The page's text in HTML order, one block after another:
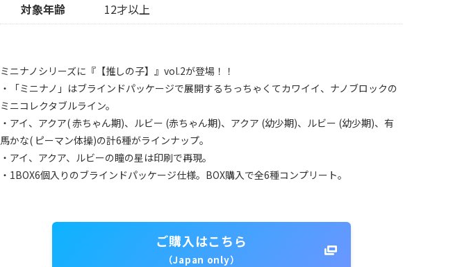
対象年齢
12才以上
ミニナノシリーズに『【推しの子】』vol.2が登場！！
・「ミニナノ」はブラインドパッケージで展開するちっちゃくてカワイイ、ナノブロックの
ミニコレクタブルライン。
・アイ、アクア( 赤ちゃん期)、ルビー (赤ちゃん期)、アクア (幼少期)、ルビー (幼少期)、有
馬かな( ピーマン体操)の計6種がラインナップ。
・アイ、アクア、ルビーの瞳の星は印刷で再現。
・1BOX6個入りのブラインドパッケージ仕様。BOX購入で全6種コンプリート。
ご購入はこちら
（Japan only）